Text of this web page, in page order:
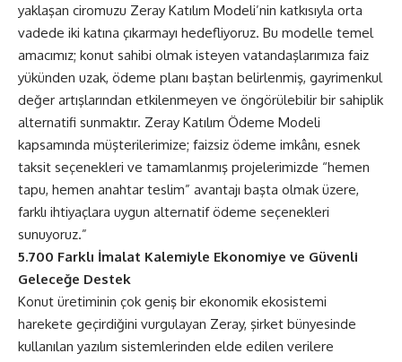
yaklaşan ciromuzu Zeray Katılım Modeli’nin katkısıyla orta
vadede iki katına çıkarmayı hedefliyoruz. Bu modelle temel
amacımız; konut sahibi olmak isteyen vatandaşlarımıza faiz
yükünden uzak, ödeme planı baştan belirlenmiş, gayrimenkul
değer artışlarından etkilenmeyen ve öngörülebilir bir sahiplik
alternatifi sunmaktır. Zeray Katılım Ödeme Modeli
kapsamında müşterilerimize; faizsiz ödeme imkânı, esnek
taksit seçenekleri ve tamamlanmış projelerimizde “hemen
tapu, hemen anahtar teslim” avantajı başta olmak üzere,
farklı ihtiyaçlara uygun alternatif ödeme seçenekleri
sunuyoruz.”
5.700 Farklı İmalat Kalemiyle Ekonomiye ve Güvenli
Geleceğe Destek
Konut üretiminin çok geniş bir ekonomik ekosistemi
harekete geçirdiğini vurgulayan Zeray, şirket bünyesinde
kullanılan yazılım sistemlerinden elde edilen verilere